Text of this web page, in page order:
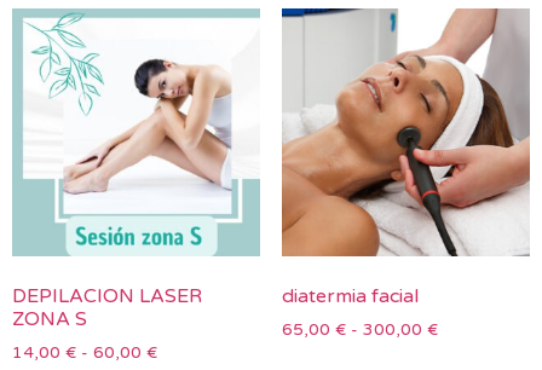
DEPILACION LASER
ZONA S
14,00 € - 60,00 €
diatermia facial
65,00 € - 300,00 €